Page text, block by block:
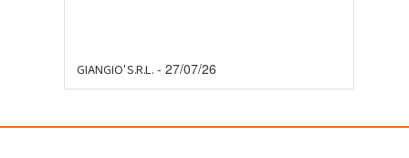
GIANGIO' S.R.L.- 27/07/26